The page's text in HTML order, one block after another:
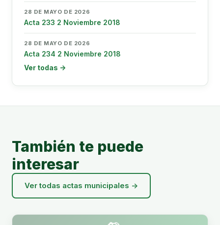
28 DE MAYO DE 2026
Acta 233 2 Noviembre 2018
28 DE MAYO DE 2026
Acta 234 2 Noviembre 2018
Ver todas →
También te puede
interesar
Ver todas actas municipales →